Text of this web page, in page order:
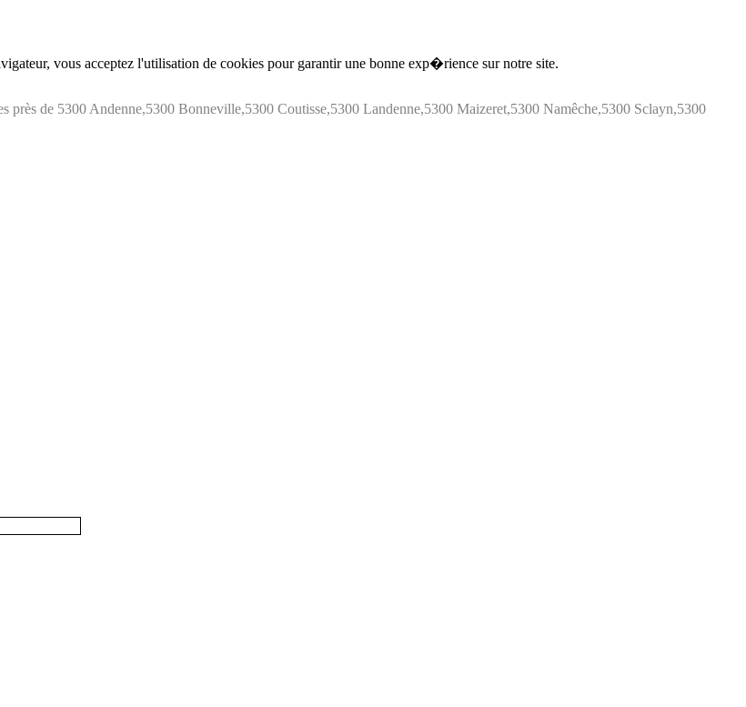
vous acceptez l'utilisation de cookies pour garantir une bonne exp�rience sur notre site.
près de 5300 Andenne,5300 Bonneville,5300 Coutisse,5300 Landenne,5300 Maizeret,5300 Namêche,5300 Sclayn,5300